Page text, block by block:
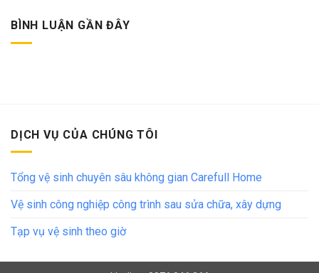
BÌNH LUẬN GẦN ĐÂY
DỊCH VỤ CỦA CHÚNG TÔI
Tổng vệ sinh chuyên sâu không gian Carefull Home
Vệ sinh công nghiệp công trình sau sửa chữa, xây dựng
Tạp vụ vệ sinh theo giờ